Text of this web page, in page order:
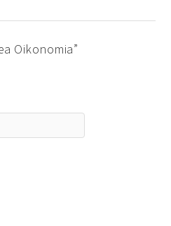
Oikonomia”